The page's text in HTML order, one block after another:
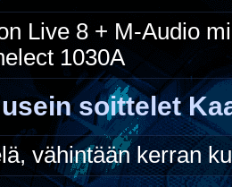
Live 8 + M-Audio
1030A
soittelet
vähintään kerran